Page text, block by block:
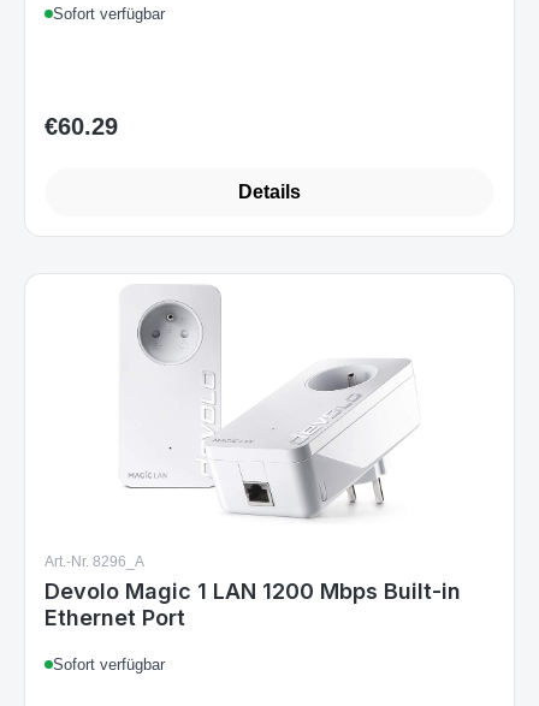
Sofort verfügbar
Regular price:
€60.29
Details
Art.-Nr. 8296_A
Devolo Magic 1 LAN 1200 Mbps Built-in
Ethernet Port
Sofort verfügbar